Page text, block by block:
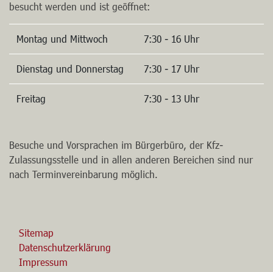
besucht werden und ist geöffnet:
Montag und Mittwoch 7:30 - 16 Uhr
Dienstag und Donnerstag 7:30 - 17 Uhr
Freitag 7:30 - 13 Uhr
Besuche und Vorsprachen im Bürgerbüro, der Kfz-
Zulassungsstelle und in allen anderen Bereichen sind nur
nach Terminvereinbarung möglich.
Sitemap
Datenschutzerklärung
Impressum